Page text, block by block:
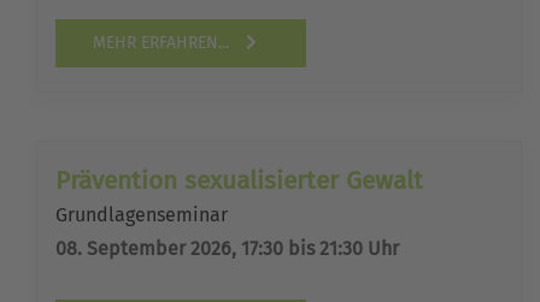
MEHR ERFAHREN...
Prävention sexualisierter Gewalt
Grundlagenseminar
08. September 2026, 17:30 bis 21:30 Uhr